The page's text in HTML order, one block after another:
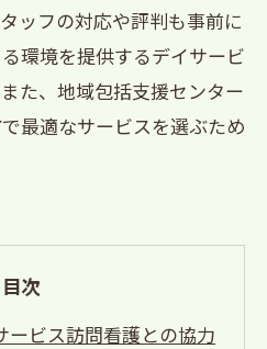
ッフの対応や評判も事前に
環境を提供するデイサービ
た、地域包括支援センター
最適なサービスを選ぶため
目次
ービス訪問看護との協力